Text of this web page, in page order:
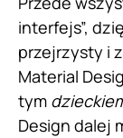
interfejs”,
przejrzysty i
Material
tym
Design dalej